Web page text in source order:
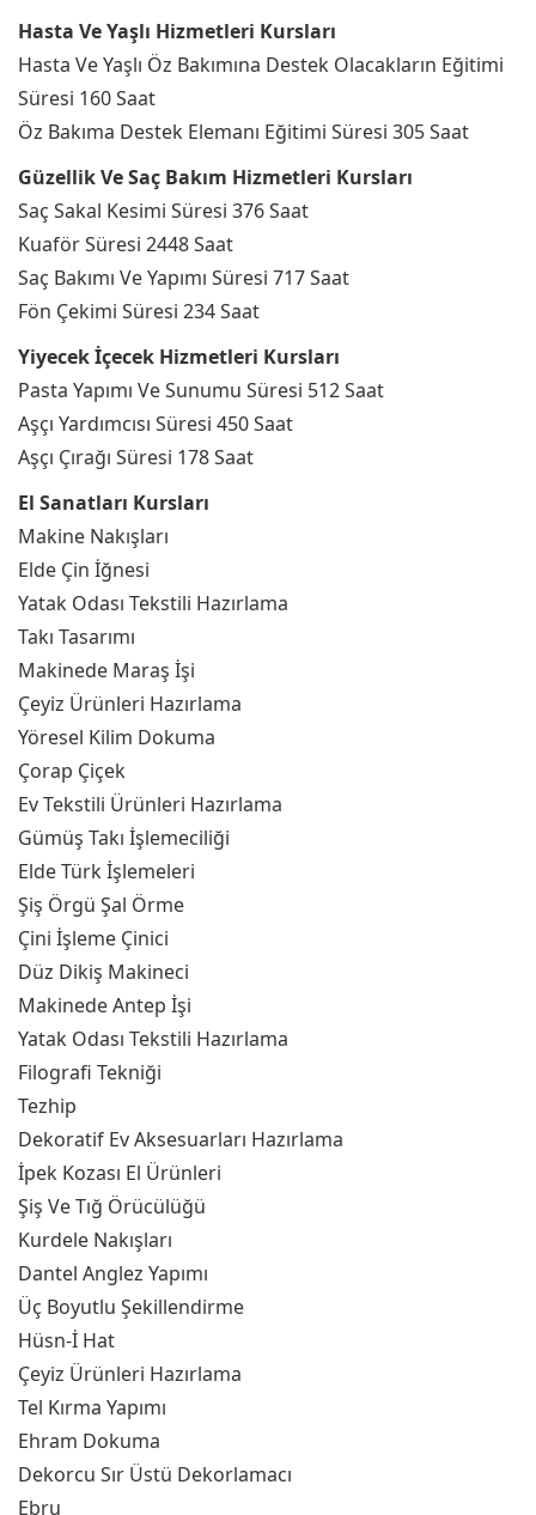
Hasta Ve Yaşlı Hizmetleri Kursları
Hasta Ve Yaşlı Öz Bakımına Destek Olacakların Eğitimi
Süresi 160 Saat
Öz Bakıma Destek Elemanı Eğitimi Süresi 305 Saat
Güzellik Ve Saç Bakım Hizmetleri Kursları
Saç Sakal Kesimi Süresi 376 Saat
Kuaför Süresi 2448 Saat
Saç Bakımı Ve Yapımı Süresi 717 Saat
Fön Çekimi Süresi 234 Saat
Yiyecek İçecek Hizmetleri Kursları
Pasta Yapımı Ve Sunumu Süresi 512 Saat
Aşçı Yardımcısı Süresi 450 Saat
Aşçı Çırağı Süresi 178 Saat
El Sanatları Kursları
Makine Nakışları
Elde Çin İğnesi
Yatak Odası Tekstili Hazırlama
Takı Tasarımı
Makinede Maraş İşi
Çeyiz Ürünleri Hazırlama
Yöresel Kilim Dokuma
Çorap Çiçek
Ev Tekstili Ürünleri Hazırlama
Gümüş Takı İşlemeciliği
Elde Türk İşlemeleri
Şiş Örgü Şal Örme
Çini İşleme Çinici
Düz Dikiş Makineci
Makinede Antep İşi
Yatak Odası Tekstili Hazırlama
Filografi Tekniği
Tezhip
Dekoratif Ev Aksesuarları Hazırlama
İpek Kozası El Ürünleri
Şiş Ve Tığ Örücülüğü
Kurdele Nakışları
Dantel Anglez Yapımı
Üç Boyutlu Şekillendirme
Hüsn-İ Hat
Çeyiz Ürünleri Hazırlama
Tel Kırma Yapımı
Ehram Dokuma
Dekorcu Sır Üstü Dekorlamacı
Ebru